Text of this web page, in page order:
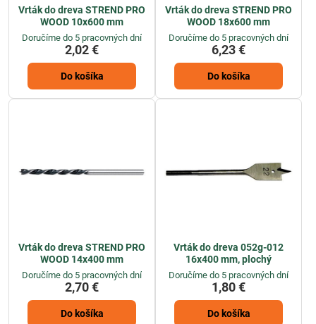
Vrták do dreva STREND PRO
WOOD 10x600 mm
Doručíme do 5 pracovných dní
2,02 €
Do košíka
Vrták do dreva STREND PRO
WOOD 18x600 mm
Doručíme do 5 pracovných dní
6,23 €
Do košíka
Vrták do dreva STREND PRO
WOOD 14x400 mm
Doručíme do 5 pracovných dní
2,70 €
Do košíka
Vrták do dreva 052g-012
16x400 mm, plochý
Doručíme do 5 pracovných dní
1,80 €
Do košíka